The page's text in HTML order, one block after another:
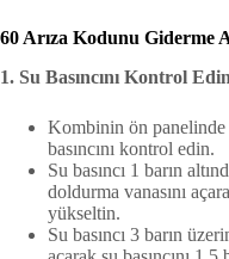
60 Arıza Kodunu Giderme
1. Su Basıncını Kontrol
Kombinin ön panelinde
basıncını kontrol edin.
Su basıncı 1 barın
doldurma vanasını
yükseltin.
Su basıncı 3 barın